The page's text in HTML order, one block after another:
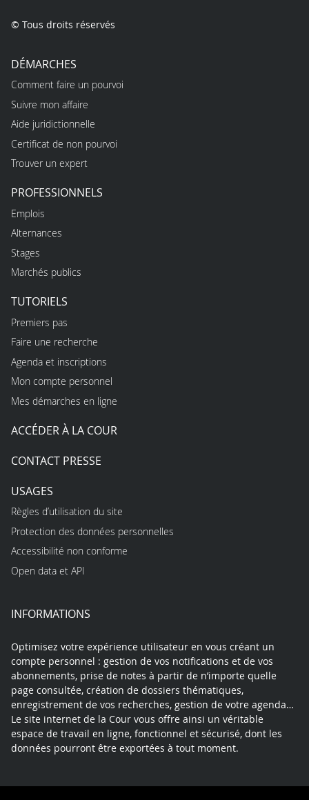
© Tous droits réservés
DÉMARCHES
Comment faire un pourvoi
Suivre mon affaire
Aide juridictionnelle
Certificat de non pourvoi
Trouver un expert
PROFESSIONNELS
Emplois
Alternances
Stages
Marchés publics
TUTORIELS
Premiers pas
Faire une recherche
Agenda et inscriptions
Mon compte personnel
Mes démarches en ligne
ACCÉDER À LA COUR
CONTACT PRESSE
USAGES
Règles d’utilisation du site
Protection des données personnelles
Accessibilité non conforme
Open data et API
INFORMATIONS
Optimisez votre expérience utilisateur en vous créant un
compte personnel : gestion de vos notifications et de vos
abonnements, prise de notes à partir de n’importe quelle
page consultée, création de dossiers thématiques,
enregistrement de vos recherches, gestion de votre agenda…
Le site internet de la Cour vous offre ainsi un véritable
espace de travail en ligne, fonctionnel et sécurisé, dont les
données pourront être exportées à tout moment.